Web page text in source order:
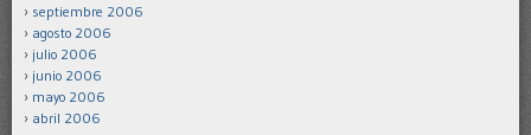
septiembre 2006
agosto 2006
julio 2006
junio 2006
mayo 2006
abril 2006